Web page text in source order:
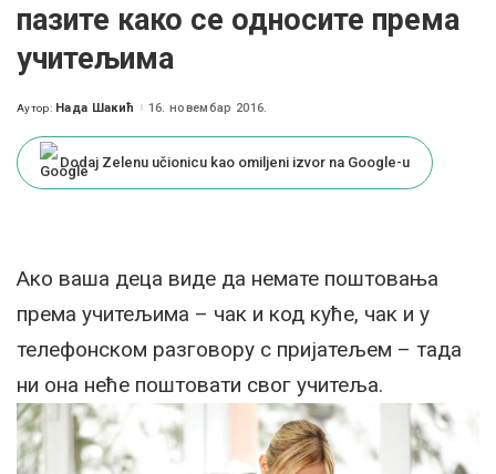
пазите како се односите према
учитељима
Posted
Аутор: Нада Шакић 16. новембар 2016.
Dodaj Zelenu učionicu kao omiljeni izvor na Google-u
Aко ваша деца виде да немате поштовања
према учитељима – чак и код куће, чак и у
телефонском разговору с пријатељем – тада
ни она неће поштовати свог учитеља.